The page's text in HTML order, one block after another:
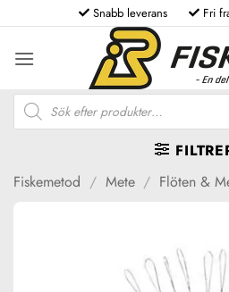
to
content
Snabb leverans Fri
Produktsökning
Fiskemetod / Mete / Flöten &